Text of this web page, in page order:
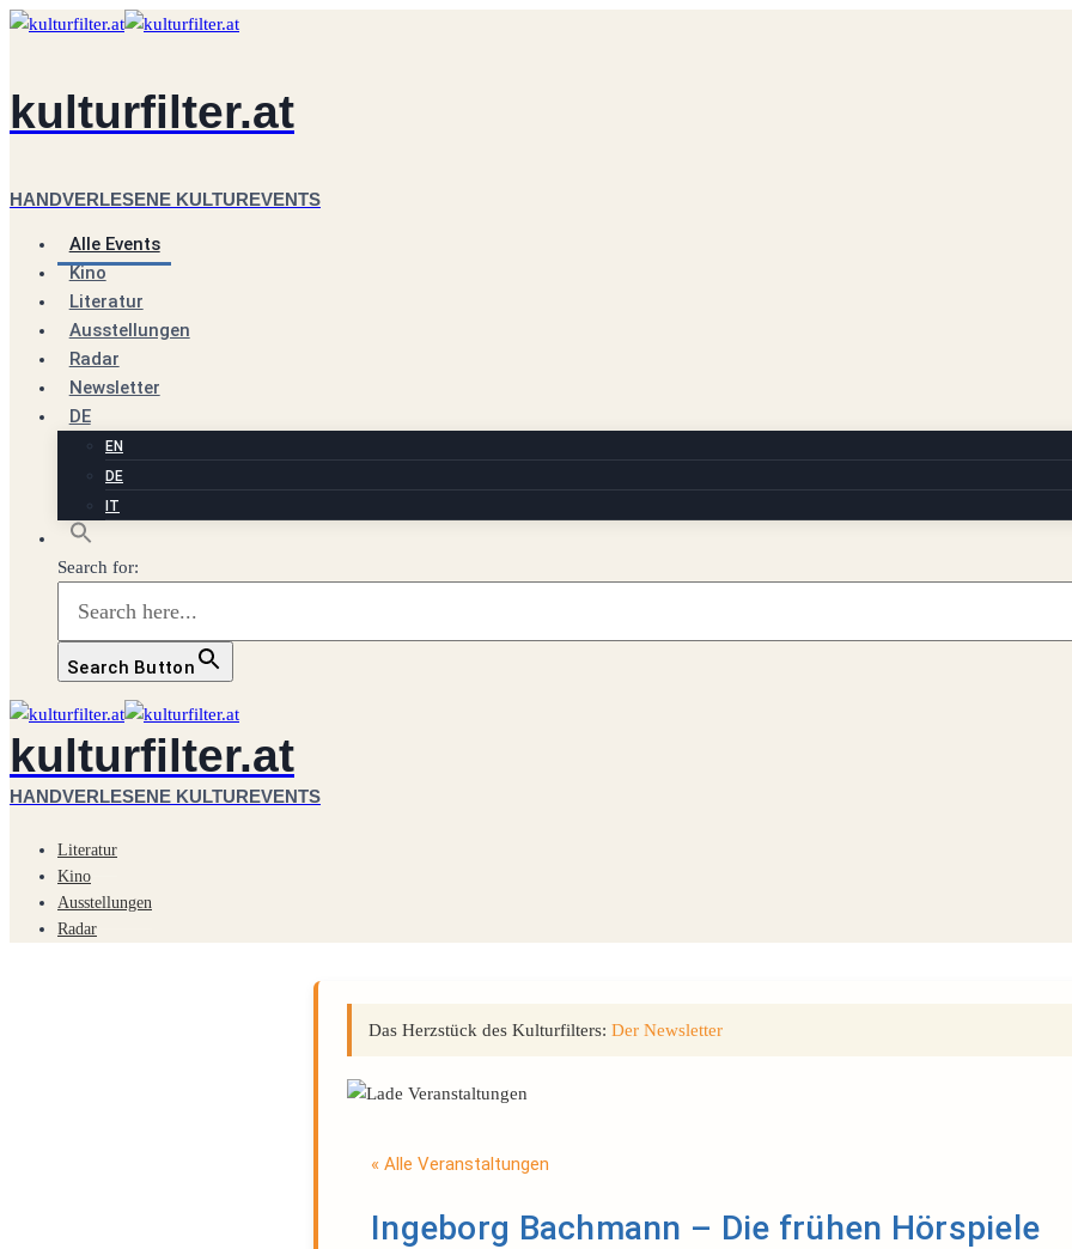
Zum
kulturfilter.at
HANDVERLESENE KULTUREVENTS
Alle Events
Kino
Literatur
Ausstellungen
Radar
Newsletter
DE
EN
DE
IT
Search for:
Search Button
kulturfilter.at
HANDVERLESENE KULTUREVENTS
Literatur
Kino
Ausstellungen
Radar
Das Herzstück des Kulturfilters: Der Newsletter
« Alle Veranstaltungen
Ingeborg Bachmann – Die frühen Hörspiele